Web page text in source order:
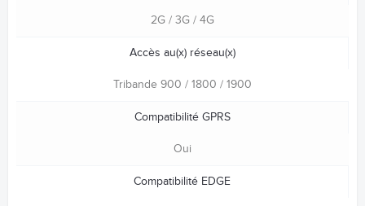
2G / 3G / 4G
Accès au(x) réseau(x)
Tribande 900 / 1800 / 1900
Compatibilité GPRS
Oui
Compatibilité EDGE